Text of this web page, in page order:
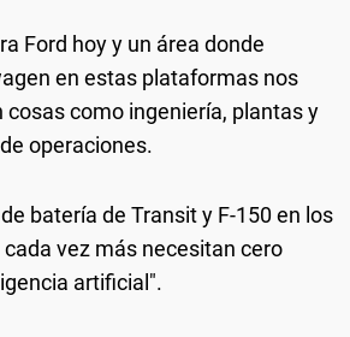
Ford hoy y un área donde
en estas plataformas nos
como ingeniería, plantas y
operaciones.
batería de Transit y F-150 en los
vez más necesitan cero
artificial".